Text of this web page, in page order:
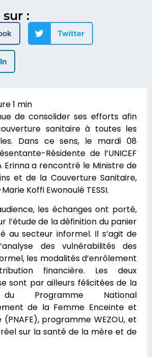
:
Twitter
de consolider ses efforts afin
sanitaire à toutes les
Dans ce sens, le mardi 08
Résidente de l’UNICEF
Erinna a rencontré le Ministre de
et de la Couverture Sanitaire,
Koffi Ewonoulé TESSI.
les échanges ont porté,
l’étude de la définition du panier
au secteur informel. Il s’agit de
des vulnérabilités des
les modalités d’enrôlement
financière. Les deux
sont par ailleurs félicitées de la
Programme National
de la Femme Enceinte et
programme WEZOU, et
sur la santé de la mère et de